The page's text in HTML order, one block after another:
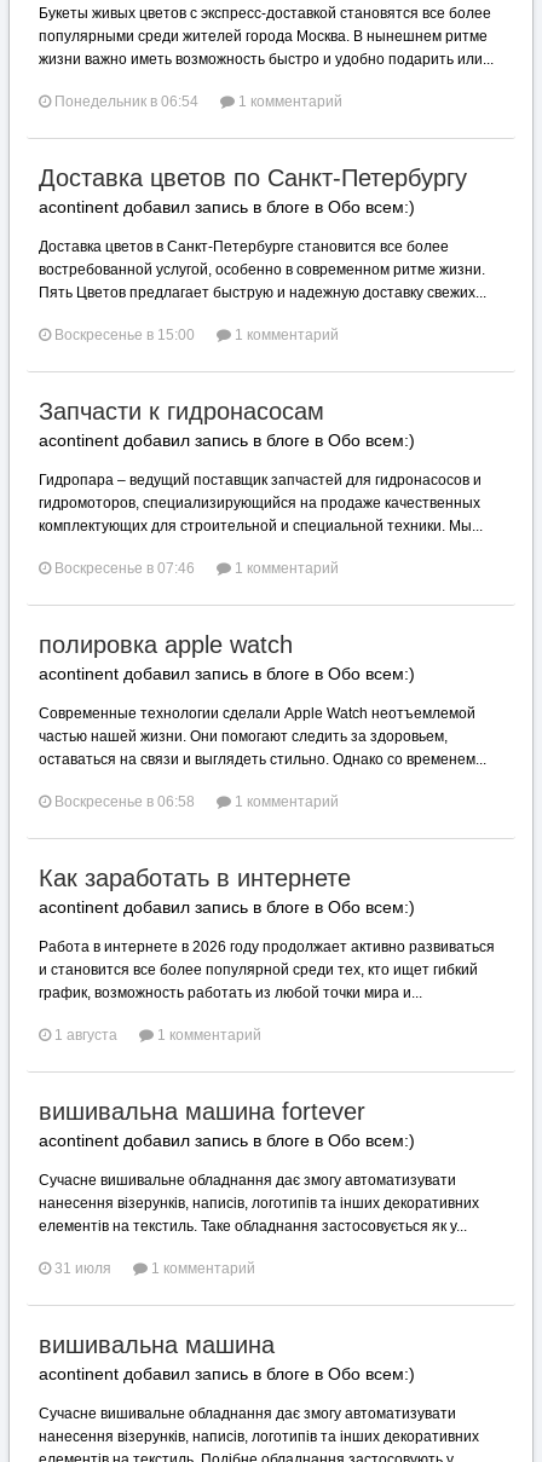
Букеты живых цветов с экспресс-доставкой становятся все более
популярными среди жителей города Москва. В нынешнем ритме
жизни важно иметь возможность быстро и удобно подарить или...
Понедельник в 06:54 1 комментарий
Доставка цветов по Санкт-Петербургу
acontinent добавил запись в блоге в Обо всем:)
Доставка цветов в Санкт-Петербурге становится все более
востребованной услугой, особенно в современном ритме жизни.
Пять Цветов предлагает быструю и надежную доставку свежих...
Воскресенье в 15:00 1 комментарий
Запчасти к гидронасосам
acontinent добавил запись в блоге в Обо всем:)
Гидропара – ведущий поставщик запчастей для гидронасосов и
гидромоторов, специализирующийся на продаже качественных
комплектующих для строительной и специальной техники. Мы...
Воскресенье в 07:46 1 комментарий
полировка apple watch
acontinent добавил запись в блоге в Обо всем:)
Современные технологии сделали Apple Watch неотъемлемой
частью нашей жизни. Они помогают следить за здоровьем,
оставаться на связи и выглядеть стильно. Однако со временем...
Воскресенье в 06:58 1 комментарий
Как заработать в интернете
acontinent добавил запись в блоге в Обо всем:)
Работа в интернете в 2026 году продолжает активно развиваться
и становится все более популярной среди тех, кто ищет гибкий
график, возможность работать из любой точки мира и...
1 августа 1 комментарий
вишивальна машина fortever
acontinent добавил запись в блоге в Обо всем:)
Сучасне вишивальне обладнання дає змогу автоматизувати
нанесення візерунків, написів, логотипів та інших декоративних
елементів на текстиль. Таке обладнання застосовується як у...
31 июля 1 комментарий
вишивальна машина
acontinent добавил запись в блоге в Обо всем:)
Сучасне вишивальне обладнання дає змогу автоматизувати
нанесення візерунків, написів, логотипів та інших декоративних